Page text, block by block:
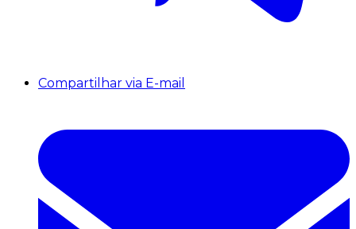
Compartilhar via E-mail